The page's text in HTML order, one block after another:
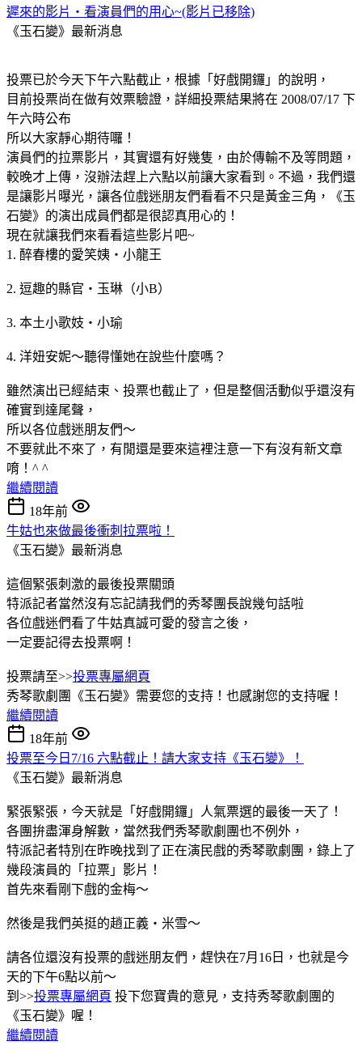
遲來的影片‧看演員們的用心~(影片已移除)
《玉石變》最新消息
投票已於今天下午六點截止，根據「好戲開鑼」的說明，
目前投票尚在做有效票驗證，詳細投票結果將在 2008/07/17 下
午六時公布
所以大家靜心期待囉！
演員們的拉票影片，其實還有好幾隻，由於傳輸不及等問題，
較晚才上傳，沒辦法趕上六點以前讓大家看到。不過，我們還
是讓影片曝光，讓各位戲迷朋友們看看不只是黃金三角，《玉
石變》的演出成員們都是很認真用心的！
現在就讓我們來看看這些影片吧~
1. 醉春樓的愛笑姨‧小龍王
2. 逗趣的縣官‧玉琳（小B）
3. 本土小歌妓‧小瑜
4. 洋妞安妮～聽得懂她在說些什麼嗎？
雖然演出已經結束、投票也截止了，但是整個活動似乎還沒有
確實到達尾聲，
所以各位戲迷朋友們～
不要就此不來了，有閒還是要來這裡注意一下有沒有新文章
唷！^ ^
繼續閱讀
18年前
牛姑也來做最後衝刺拉票啦！
《玉石變》最新消息
這個緊張刺激的最後投票關頭
特派記者當然沒有忘記請我們的秀琴團長說幾句話啦
各位戲迷們看了牛姑真誠可愛的發言之後，
一定要記得去投票啊！
投票請至>>投票專屬網頁
秀琴歌劇團《玉石變》需要您的支持！也感謝您的支持喔！
繼續閱讀
18年前
投票至今日7/16 六點截止！請大家支持《玉石變》！
《玉石變》最新消息
緊張緊張，今天就是「好戲開鑼」人氣票選的最後一天了！
各團拚盡渾身解數，當然我們秀琴歌劇團也不例外，
特派記者特別在昨晚找到了正在演民戲的秀琴歌劇團，錄上了
幾段演員的「拉票」影片！
首先來看剛下戲的金梅～
然後是我們英挺的趙正義‧米雪～
請各位還沒有投票的戲迷朋友們，趕快在7月16日，也就是今
天的下午6點以前～
到>>投票專屬網頁 投下您寶貴的意見，支持秀琴歌劇團的
《玉石變》喔！
繼續閱讀